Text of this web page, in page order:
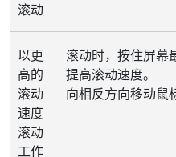
滚动
以更
高的
滚动
速度
滚动
工作
滚动时，按住屏幕
提高滚动速度。
向相反方向移动鼠